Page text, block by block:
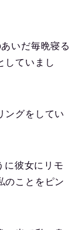
いだ毎晩寝る
していまし
ングをしてい
に彼女にリモ
のことをピン